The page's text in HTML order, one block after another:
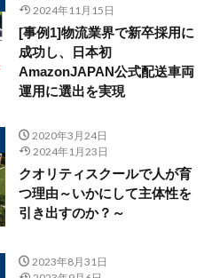
2024年11月15日
[事例1]物流業界で新卒採用に
成功し、日本初
AmazonJAPAN公式配送車両
運用に選出を実現
2020年3月24日
2024年1月23日
クオリティスクールで人が育
つ理由～いかにして主体性を
引き出すのか？～
2023年8月31日